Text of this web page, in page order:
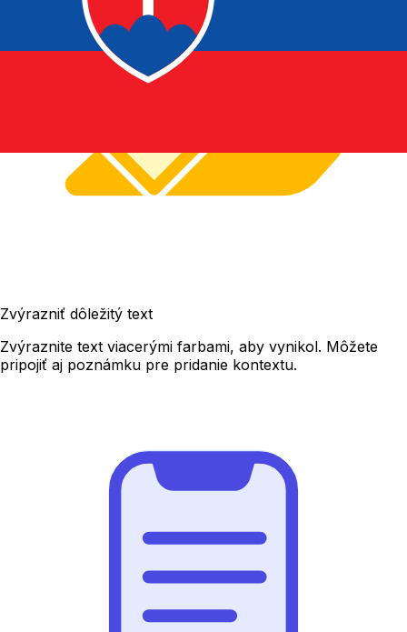
Zvýrazniť dôležitý text
Zvýraznite text viacerými farbami, aby vynikol. Môžete
pripojiť aj poznámku pre pridanie kontextu.